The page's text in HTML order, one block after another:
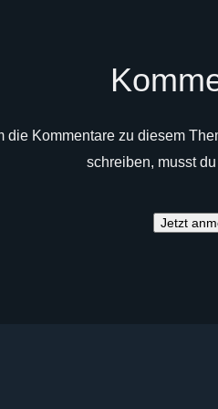
die Kommentare zu diesem
schreiben, musst
Jetzt